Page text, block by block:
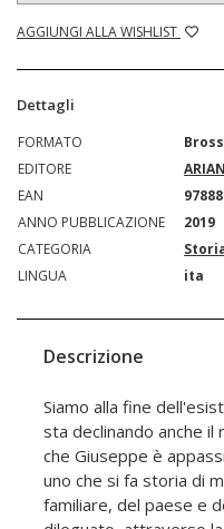
AGGIUNGI ALLA WISHLIST
Dettagli
FORMATO
EDITORE
EAN
ANNO PUBBLICAZIONE
2019
CATEGORIA
LINGUA
ita
Descrizione
Siamo alla fine
sta declinando anche il
che Giuseppe è
uno che si fa storia di
familiare, del paese e